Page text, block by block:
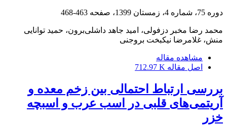
دوره 75، شماره 4، زمستان 1399، صفحه 463-468
محمد رضا مخبر دزفولی، امید جاهد داشلی‌برون، حمید توانایی
منش، غلامرضا نیکبخت بروجنی
مشاهده مقاله
اصل مقاله 712.97 K
بررسی ارتباط احتمالی بین زخم معده و
آریتمی‌های قلبی در اسب عرب و اسبچه
خزر